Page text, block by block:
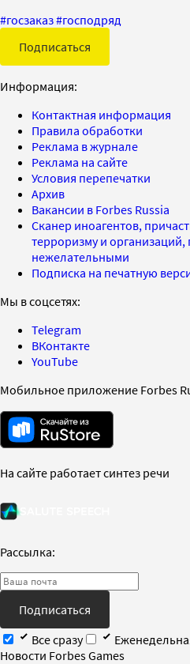
#госзаказ#господряд
Подписаться
Информация:
Контактная информация
Правила обработки
Реклама в журнале
Реклама на сайте
Условия перепечатки
Архив
Вакансии в Forbes Russia
Сканер иноагентов,
терроризму и
нежелательными
Подписка на печатную
Мы в соцсетях:
Telegram
ВКонтакте
YouTube
Мобильное приложение Forbes
На сайте работает синтез речи
Рассылка:
Подписаться
Все сразу
Новости Forbes Games